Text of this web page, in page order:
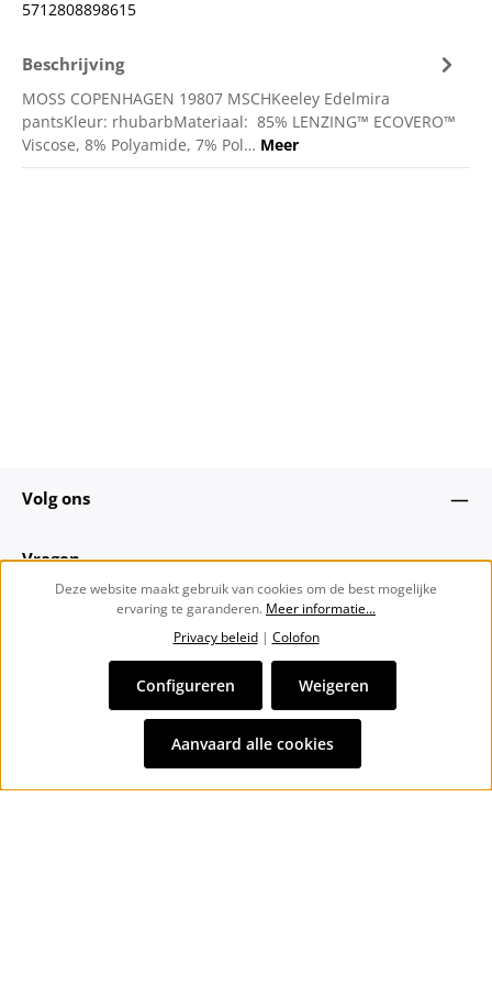
5712808898615
Beschrijving
MOSS COPENHAGEN 19807 MSCHKeeley Edelmira
pantsKleur: rhubarbMateriaal: 85% LENZING™ ECOVERO™
Viscose, 8% Polyamide, 7% Pol… Meer
Volg ons
Vragen
Alle prijzen incl. btw plusverzendkosten
bezorgkosten, indien niet anders vermeld.
Deze website maakt gebruik van cookies om de best mogelijke
ervaring te garanderen. Meer informatie...
Privacy beleid| Colofon
Weigeren
Configureren
Aanvaard alle cookies